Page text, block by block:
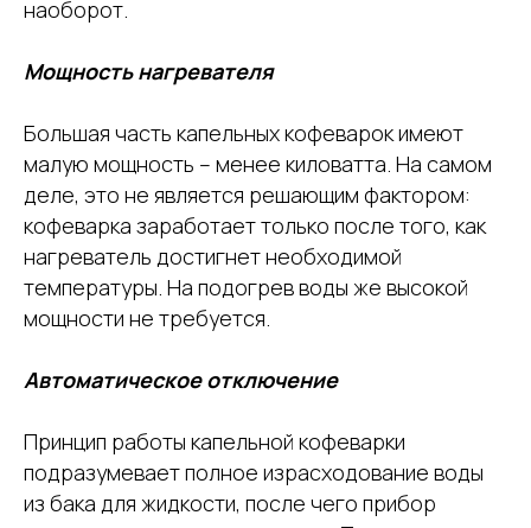
наоборот.
Мощность нагревателя
Большая часть капельных кофеварок имеют
малую мощность – менее киловатта. На самом
деле, это не является решающим фактором:
кофеварка заработает только после того, как
нагреватель достигнет необходимой
температуры. На подогрев воды же высокой
мощности не требуется.
Автоматическое отключение
Принцип работы капельной кофеварки
подразумевает полное израсходование воды
из бака для жидкости, после чего прибор